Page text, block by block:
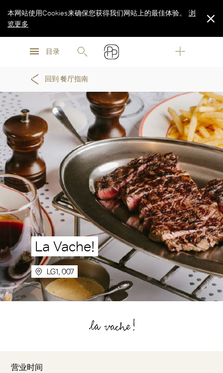
浏
目录
本网站使用Cookies来确保您获得我们网站上的最佳体验。
浏
览更多
回到 餐厅指南
La Vache!
LG1, 007
营业时间